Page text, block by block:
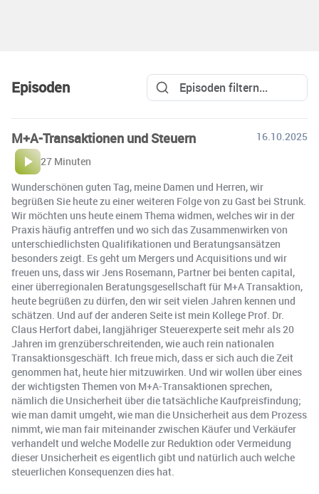
Episoden
M+A-Transaktionen und Steuern
16.10.2025
27 Minuten
Wunderschönen guten Tag, meine Damen und Herren, wir
begrüßen Sie heute zu einer weiteren Folge von zu Gast bei Strunk.
Wir möchten uns heute einem Thema widmen, welches wir in der
Praxis häufig antreffen und wo sich das Zusammenwirken von
unterschiedlichsten Qualifikationen und Beratungsansätzen
besonders zeigt. Es geht um Mergers und Acquisitions und wir
freuen uns, dass wir Jens Rosemann, Partner bei benten capital,
einer überregionalen Beratungsgesellschaft für M+A Transaktion,
heute begrüßen zu dürfen, den wir seit vielen Jahren kennen und
schätzen. Und auf der anderen Seite ist mein Kollege Prof. Dr.
Claus Herfort dabei, langjähriger Steuerexperte seit mehr als 20
Jahren im grenzüberschreitenden, wie auch rein nationalen
Transaktionsgeschäft. Ich freue mich, dass er sich auch die Zeit
genommen hat, heute hier mitzuwirken. Und wir wollen über eines
der wichtigsten Themen von M+A-Transaktionen sprechen,
nämlich die Unsicherheit über die tatsächliche Kaufpreisfindung;
wie man damit umgeht, wie man die Unsicherheit aus dem Prozess
nimmt, wie man fair miteinander zwischen Käufer und Verkäufer
verhandelt und welche Modelle zur Reduktion oder Vermeidung
dieser Unsicherheit es eigentlich gibt und natürlich auch welche
steuerlichen Konsequenzen dies hat.